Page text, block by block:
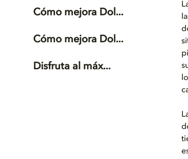
Cómo mejora Dol...
Cómo mejora Dol...
Disfruta al máx...